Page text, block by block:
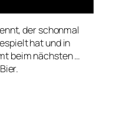
der schonmal
hat und in
beim nächsten …